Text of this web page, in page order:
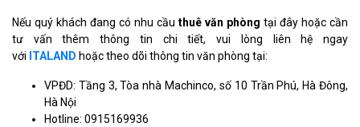
Nếu quý khách đang có nhu cầu thuê văn phòng tại đây hoặc cần
tư vấn thêm thông tin chi tiết, vui lòng liên hệ ngay
với ITALAND hoặc theo dõi thông tin văn phòng tại:
VPĐD: Tầng 3, Tòa nhà Machinco, số 10 Trần Phú, Hà Đông,
Hà Nội
Hotline: 0915169936